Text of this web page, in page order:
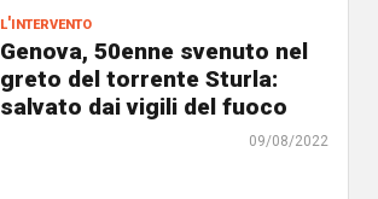
l'intervento
Genova, 50enne svenuto nel
greto del torrente Sturla:
salvato dai vigili del fuoco
09/08/2022